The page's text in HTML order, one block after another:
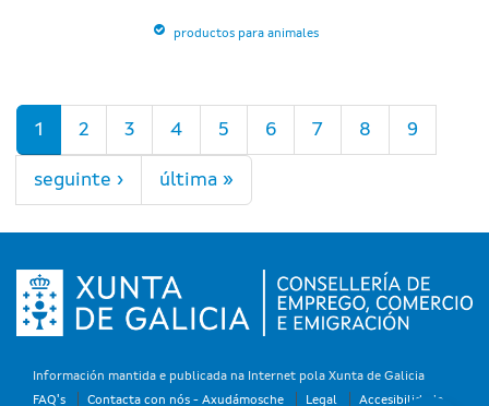
productos para animales
Páxinas
1 2 3 4 5 6 7 8 9
seguinte › última »
Información mantida e publicada na Internet pola Xunta de Galicia
FAQ's
Contacta con nós - Axudámosche Legal Accesibilidade